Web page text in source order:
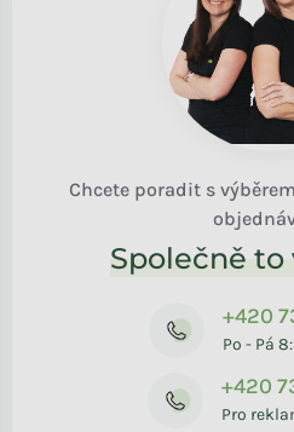
Chcete poradit s
Společně to
+420
Po - Pá
+420
Pro